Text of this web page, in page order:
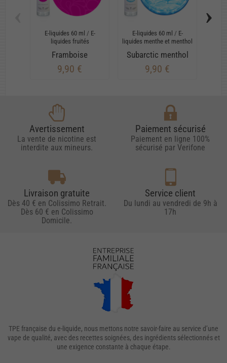
E-liquides 60 ml / E-
liquides fruités
Framboise
9,90 €
E-liquides 60 ml / E-
liquides menthe et menthol
Subarctic menthol
9,90 €
›
Avertissement
La vente de nicotine est
interdite aux mineurs.
Paiement sécurisé
Paiement en ligne 100%
sécurisé par Verifone
Livraison gratuite
Dès 40 € en Colissimo Retrait.
Dès 60 € en Colissimo
Domicile.
Service client
Du lundi au vendredi de 9h à
17h
TPE française du e-liquide, nous mettons notre savoir-faire au service d’une
vape de qualité, avec des recettes soignées, des ingrédients sélectionnés et
une exigence constante à chaque étape.